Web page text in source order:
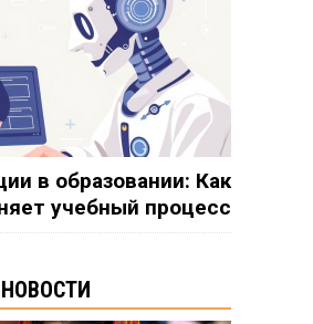
в образовании: Как
учебный процесс